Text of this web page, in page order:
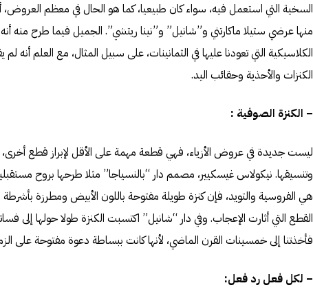
السخية التي استعمل فيه، سواء كان طبيعيا، كما هو الحال في معظم
منها عرضي ستيلا ماكارتني و”شانيل” و”نينا ريتشي”. الجميل فيما طرح منه
الكلاسيكية التي تعودنا عليها في الثمانينات، على سبيل المثال، مع العلم
الكنزات والأحذية وحقائب اليد.
– الكنزة الصوفية :
ليست جديدة في عروض الأزياء، فهي قطعة مهمة على الأقل لإبراز قطع أخرى،
وتنسيقها. نيكولاس غيسكيير، مصمم دار “بالنسياجا” مثلا طرحها بروح
هي الفروسية والتويد، فإن كنزة طويلة مفتوحة باللون الأبيض ومطرزة
القطع التي أثارت الإعجاب. وفي دار “شانيل” اكتسبت الكنزة طولا حولها إلى
فأخذتنا إلى خمسينات القرن الماضي، لأنها كانت ببساطة دعوة مفتوحة على
– لكل فعل رد فعل: